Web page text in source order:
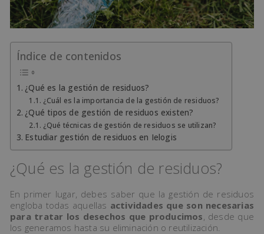
Índice de contenidos
¿Qué es la gestión de residuos?
¿Cuál es la importancia de la gestión de residuos?
¿Qué tipos de gestión de residuos existen?
¿Qué técnicas de gestión de residuos se utilizan?
Estudiar gestión de residuos en Ielogis
¿Qué es la gestión de residuos?
En primer lugar, debes saber que la gestión de residuos
engloba todas aquellas actividades que son necesarias
para tratar los desechos que producimos , desde que
los generamos hasta su eliminación o reutilización.